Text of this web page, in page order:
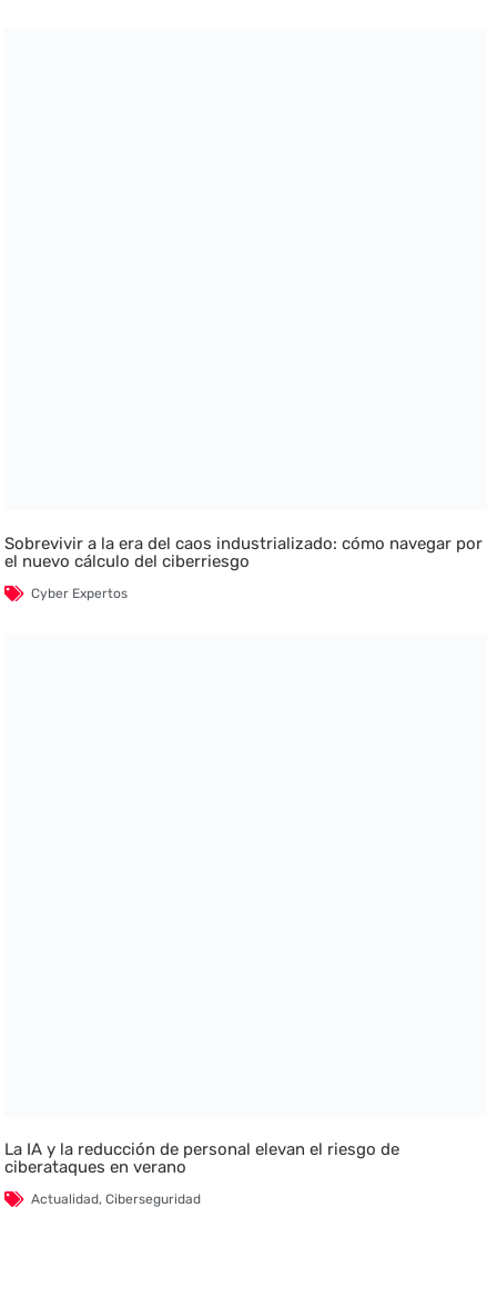
Sobrevivir a la era del caos industrializado: cómo navegar por
el nuevo cálculo del ciberriesgo
Cyber Expertos
La IA y la reducción de personal elevan el riesgo de
ciberataques en verano
Actualidad,Ciberseguridad